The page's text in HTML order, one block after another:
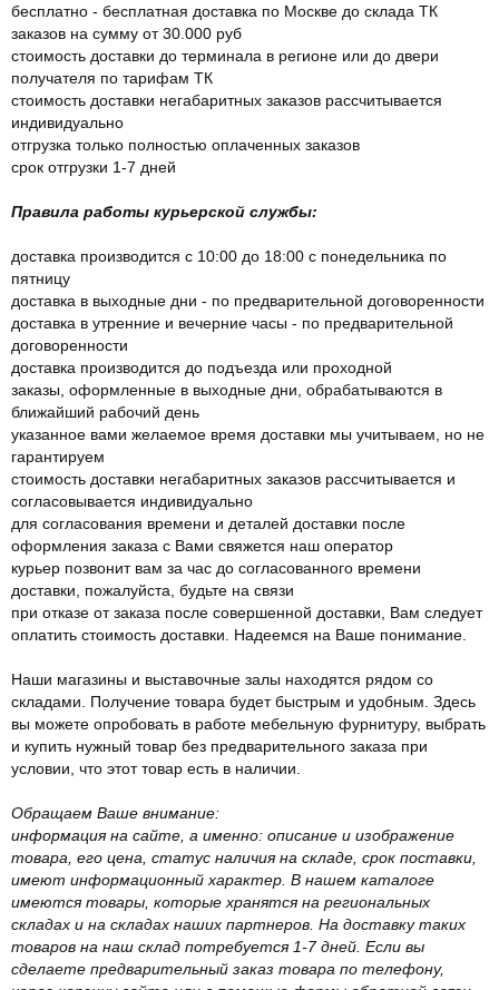
бесплатно - бесплатная доставка по Москве до склада ТК
заказов на сумму от 30.000 руб
стоимость доставки до терминала в регионе или до двери
получателя по тарифам ТК
стоимость доставки негабаритных заказов рассчитывается
индивидуально
отгрузка только полностью оплаченных заказов
срок отгрузки 1-7 дней
Правила работы курьерской службы:
доставка производится с 10:00 до 18:00 с понедельника по
пятницу
доставка в выходные дни - по предварительной договоренности
доставка в утренние и вечерние часы - по предварительной
договоренности
доставка производится до подъезда или проходной
заказы, оформленные в выходные дни, обрабатываются в
ближайший рабочий день
указанное вами желаемое время доставки мы учитываем, но не
гарантируем
стоимость доставки негабаритных заказов рассчитывается и
согласовывается индивидуально
для согласования времени и деталей доставки после
оформления заказа с Вами свяжется наш оператор
курьер позвонит вам за час до согласованного времени
доставки, пожалуйста, будьте на связи
при отказе от заказа после совершенной доставки, Вам следует
оплатить стоимость доставки. Надеемся на Ваше понимание.
Наши магазины и выставочные залы находятся рядом со
складами. Получение товара будет быстрым и удобным. Здесь
вы можете опробовать в работе мебельную фурнитуру, выбрать
и купить нужный товар без предварительного заказа при
условии, что этот товар есть в наличии.
Обращаем Ваше внимание:
информация на сайте, а именно: описание и изображение
товара, его цена, статус наличия на складе, срок поставки,
имеют информационный характер. В нашем каталоге
имеются товары, которые хранятся на региональных
складах и на складах наших партнеров. На доставку таких
товаров на наш склад потребуется 1-7 дней. Если вы
сделаете предварительный заказ товара по телефону,